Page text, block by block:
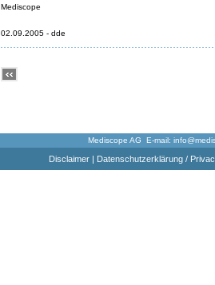
Mediscope
02.09.2005 - dde
Mediscope AG E-mail:
Disclaimer| Datenschutzerklärung /